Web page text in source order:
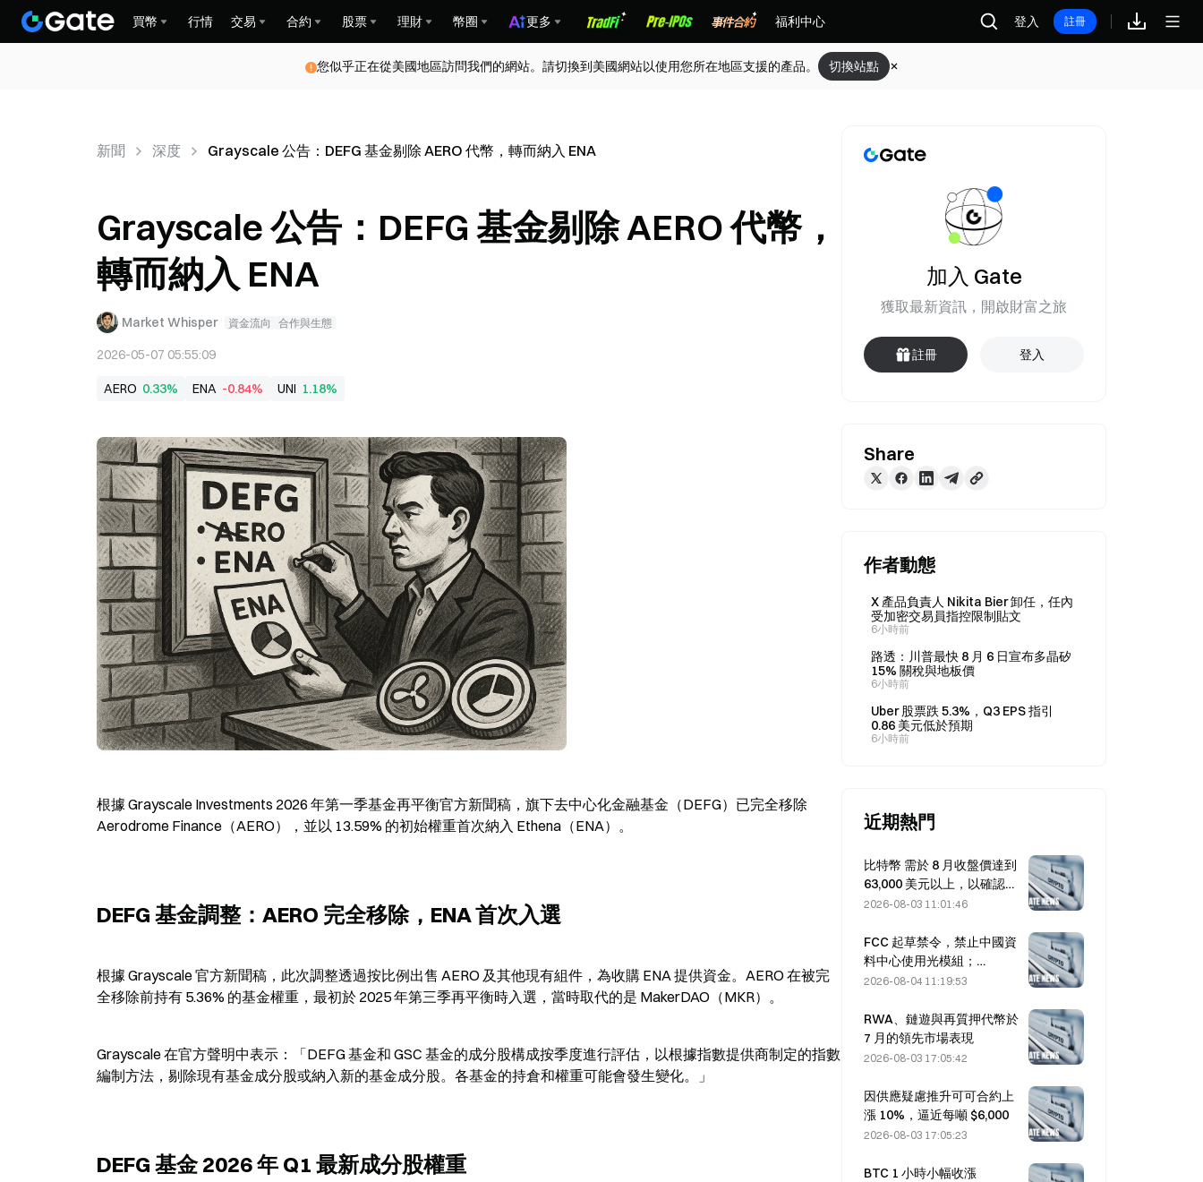
買幣 行情 交易 合約 股票 理財 幣圈 更多 福利中心 登入 註冊
您似乎正在從美國地區訪問我們的網站。請切換到美國網站以使用您所在地區支援的產品。 切換站點
新聞 深度 Grayscale 公告：DEFG 基金剔除 AERO 代幣，轉而納入 ENA
Grayscale 公告：DEFG 基金剔除 AERO 代幣，
轉而納入 ENA
Market Whisper 資金流向 合作與生態
2026-05-07 05:55:09
AERO 0.33% ENA -0.84% UNI 1.18%
根據 Grayscale Investments 2026 年第一季基金再平衡官方新聞稿，旗下去中心化金融基金（DEFG）已完全移除
Aerodrome Finance（AERO），並以 13.59% 的初始權重首次納入 Ethena（ENA）。
DEFG 基金調整：AERO 完全移除，ENA 首次入選
根據 Grayscale 官方新聞稿，此次調整透過按比例出售 AERO 及其他現有組件，為收購 ENA 提供資金。AERO 在被完
全移除前持有 5.36% 的基金權重，最初於 2025 年第三季再平衡時入選，當時取代的是 MakerDAO（MKR）。
Grayscale 在官方聲明中表示：「DEFG 基金和 GSC 基金的成分股構成按季度進行評估，以根據指數提供商制定的指數
編制方法，剔除現有基金成分股或納入新的基金成分股。各基金的持倉和權重可能會發生變化。」
DEFG 基金 2026 年 Q1 最新成分股權重
加入 Gate
獲取最新資訊，開啟財富之旅
註冊 登入
Share
作者動態
X 產品負責人 Nikita Bier 卸任，任內
受加密交易員指控限制貼文
6小時前
路透：川普最快 8 月 6 日宣布多晶矽
15% 關稅與地板價
6小時前
Uber 股票跌 5.3%，Q3 EPS 指引
0.86 美元低於預期
6小時前
近期熱門
比特幣 需於 8 月收盤價達到
63,000 美元以上，以確認熊
市底部；10 倍研究指出
2026-08-03 11:01:46
FCC 起草禁令，禁止中國資
料中心使用光模組；
Xinyuan 的 27% 市占率可能
2026-08-04 11:19:53
RWA、鏈遊與再質押代幣於
7 月的領先市場表現
2026-08-03 17:05:42
因供應疑慮推升可可合約上
漲 10%，逼近每噸 $6,000
2026-08-03 17:05:23
BTC 1 小時小幅收漲